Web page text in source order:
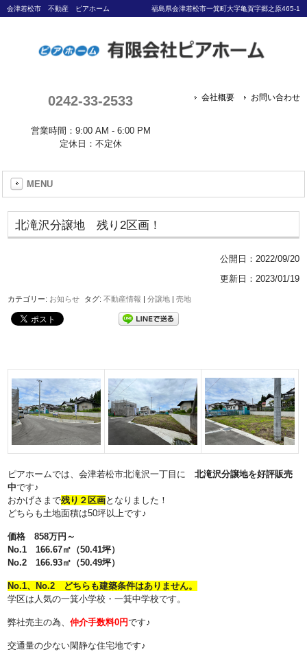
会津若松市 不動産 ピアホーム 福島県会津若松市一箕町大字亀賀字郷之原465-1
0242-33-2533
営業時間：9:00 AM - 6:00 PM
定休日：不定休
会社概要 お問い合わせ
MENU
北滝沢分譲地 残り2区画！
公開日： 2022/09/20
更新日：2023/01/19
カテゴリー: お知らせ タグ:不動産情報 |分譲地 |売地
ピアホームでは、会津若松市北滝沢一丁目に北滝沢分譲地を好評販売
中です♪
おかげさまで残り２区画となりました！
どちらも土地面積は50坪以上です♪
価格 858万円～
No.1 166.67㎡（50.41坪）
No.2 166.93㎡（50.49坪）
No.1、No.2 どちらも建築条件はありません。
学区は人気の一箕小学校・一箕中学校です。
弊社売主の為、仲介手数料0円です♪
交通量の少ない閑静な住宅地です♪